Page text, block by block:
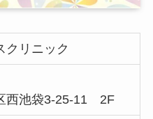
クリニック
西池袋3-25-11 2F